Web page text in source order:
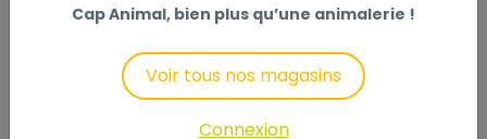
Fontaine à boire Bubble Stream, 3 l/ø 25 × 16 cm,
transparent pour contrôler le contenu
enrichit l'eau en oxygène
circulation d'eau fraîche
Cap Animal, bien plus qu’une animalerie !
Voir tous nos magasins
Connexion